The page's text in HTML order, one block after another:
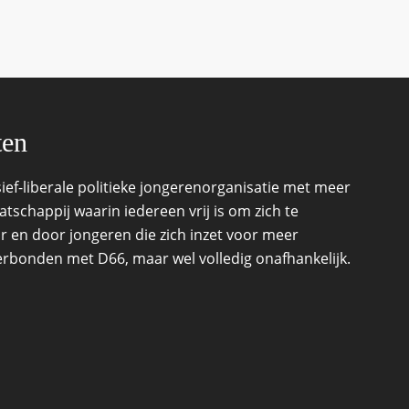
liberale politieke jongerenorganisatie met meer
waarin iedereen vrij is om zich te
en door jongeren die zich inzet voor meer
met D66, maar wel volledig onafhankelijk.